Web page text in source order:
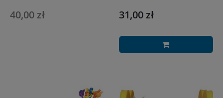
40,00 zł 31,00 zł